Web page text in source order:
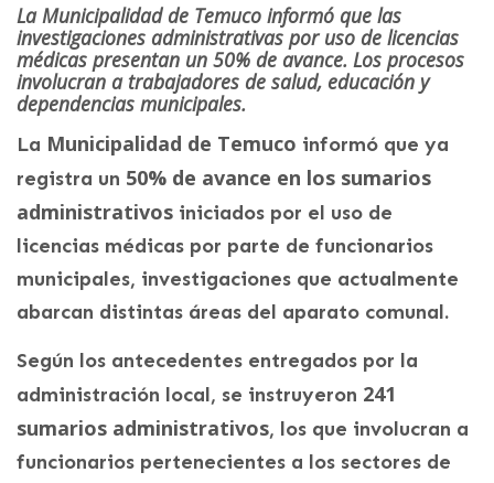
La Municipalidad de Temuco informó que las
investigaciones administrativas por uso de licencias
médicas presentan un 50% de avance. Los procesos
involucran a trabajadores de salud, educación y
dependencias municipales.
La Municipalidad de Temuco informó que ya
registra un 50% de avance en los sumarios
administrativos iniciados por el uso de
licencias médicas por parte de funcionarios
municipales, investigaciones que actualmente
abarcan distintas áreas del aparato comunal.
Según los antecedentes entregados por la
administración local, se instruyeron 241
sumarios administrativos, los que involucran a
funcionarios pertenecientes a los sectores de